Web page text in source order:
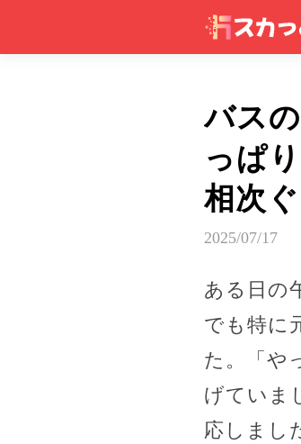
バス
っぱ
相次ぐ
2025/07/17
ある日の
でも特に
た。「や
げていま
応しまし